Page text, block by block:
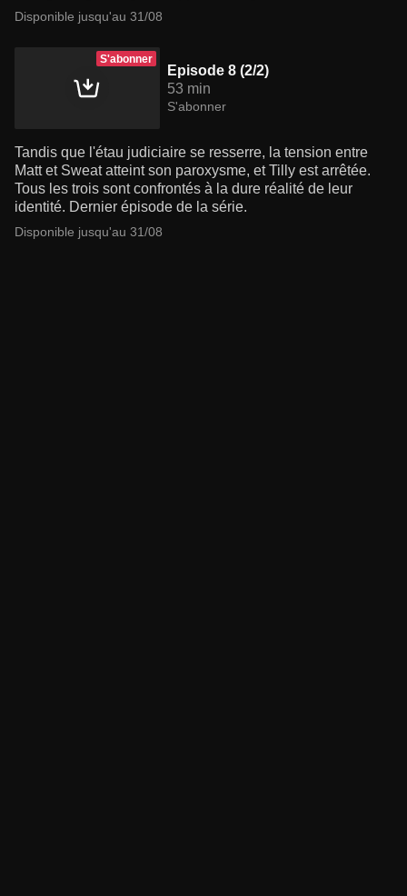
Disponible jusqu'au 31/08
S'abonner
Episode 8 (2/2)
53 min
S'abonner
Tandis que l'étau judiciaire se resserre, la tension entre
Matt et Sweat atteint son paroxysme, et Tilly est arrêtée.
Tous les trois sont confrontés à la dure réalité de leur
identité. Dernier épisode de la série.
Disponible jusqu'au 31/08